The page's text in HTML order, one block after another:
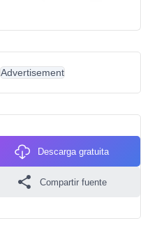
Advertisement
Descarga gratuita
Compartir fuente